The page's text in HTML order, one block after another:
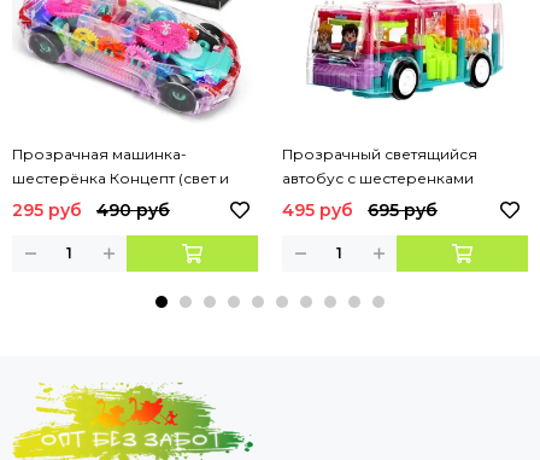
Прозрачная машинка-
шестерёнка Концепт (свет и
звук)
295 руб 490 руб
Прозрачный светящийся
автобус с шестеренками
495 руб 695 руб